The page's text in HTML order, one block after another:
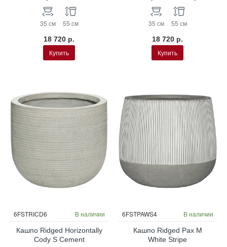
35 см 55 см
18 720 р.
Купить
35 см 55 см
18 720 р.
Купить
6FSTRICD6 В наличии
Кашпо Ridged Horizontally
Cody S Cement
6FSTPAWS4 В наличии
Кашпо Ridged Pax M
White Stripe